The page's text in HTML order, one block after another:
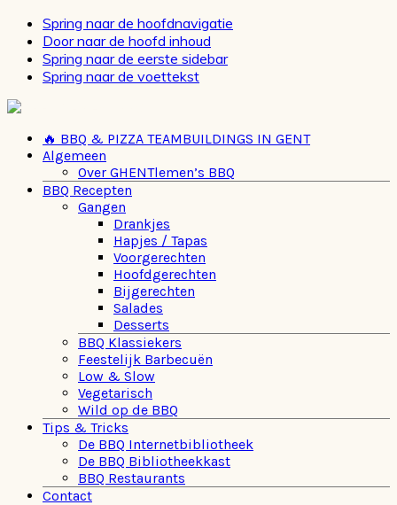
Spring naar de hoofdnavigatie
Door naar de hoofd inhoud
Spring naar de eerste sidebar
Spring naar de voettekst
🔥 BBQ & PIZZA TEAMBUILDINGS IN GENT
Algemeen
Over GHENTlemen’s BBQ
BBQ Recepten
Gangen
Drankjes
Hapjes / Tapas
Voorgerechten
Hoofdgerechten
Bijgerechten
Salades
Desserts
BBQ Klassiekers
Feestelijk Barbecuën
Low & Slow
Vegetarisch
Wild op de BBQ
Tips & Tricks
De BBQ Internetbibliotheek
De BBQ Bibliotheekkast
BBQ Restaurants
Contact